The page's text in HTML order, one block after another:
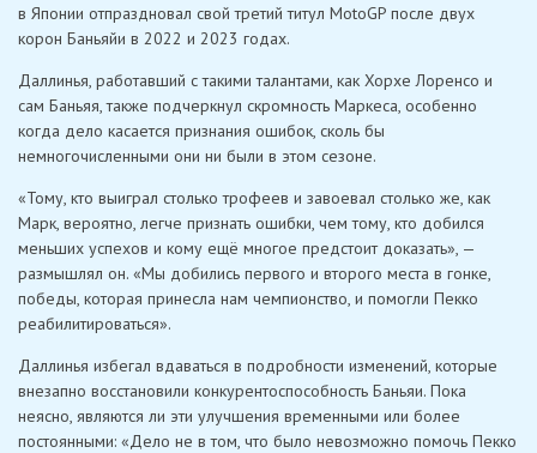
в Японии отпраздновал свой третий титул MotoGP после двух
корон Баньяйи в 2022 и 2023 годах.
Даллинья, работавший с такими талантами, как Хорхе Лоренсо и
сам Баньяя, также подчеркнул скромность Маркеса, особенно
когда дело касается признания ошибок, сколь бы
немногочисленными они ни были в этом сезоне.
«Тому, кто выиграл столько трофеев и завоевал столько же, как
Марк, вероятно, легче признать ошибки, чем тому, кто добился
меньших успехов и кому ещё многое предстоит доказать», —
размышлял он. «Мы добились первого и второго места в гонке,
победы, которая принесла нам чемпионство, и помогли Пекко
реабилитироваться».
Даллинья избегал вдаваться в подробности изменений, которые
внезапно восстановили конкурентоспособность Баньяи. Пока
неясно, являются ли эти улучшения временными или более
постоянными: «Дело не в том, что было невозможно помочь Пекко